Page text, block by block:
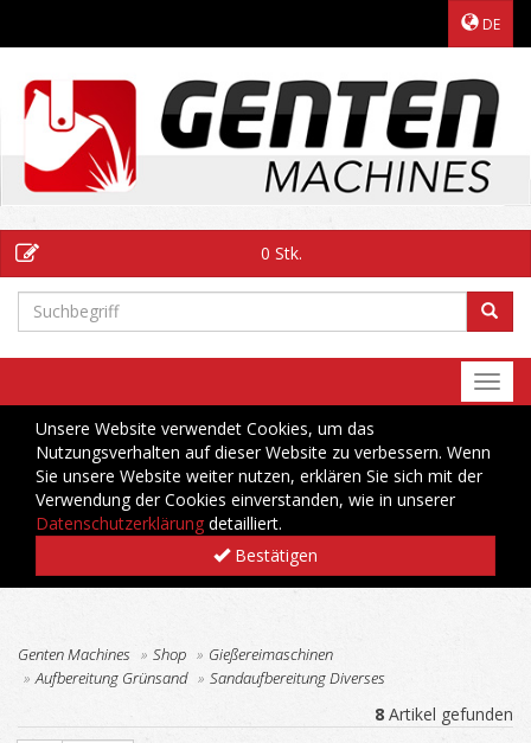
DE
0 Stk.
Unsere Website verwendet Cookies, um das
Nutzungsverhalten auf dieser Website zu verbessern. Wenn
Sie unsere Website weiter nutzen, erklären Sie sich mit der
Verwendung der Cookies einverstanden, wie in unserer
Datenschutzerklärung detailliert.
Bestätigen
Genten Machines Shop
Gießereimaschinen
Aufbereitung Grünsand
Sandaufbereitung Diverses
8 Artikel gefunden